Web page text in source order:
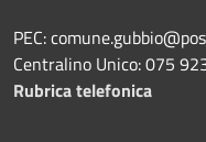
PEC:
Centralino Unico: 075
Rubrica telefonica